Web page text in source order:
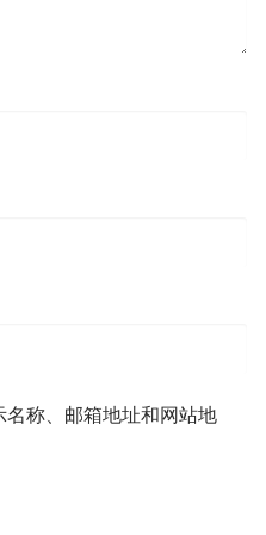
称、邮箱地址和网站地